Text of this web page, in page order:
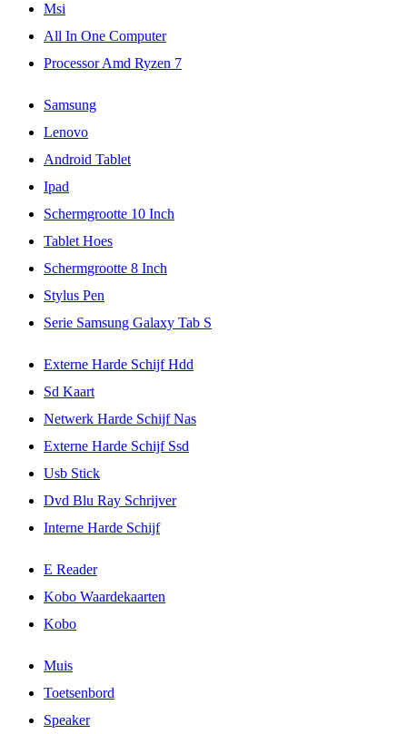
Msi
All In One Computer
Processor Amd Ryzen 7
Samsung
Lenovo
Android Tablet
Ipad
Schermgrootte 10 Inch
Tablet Hoes
Schermgrootte 8 Inch
Stylus Pen
Serie Samsung Galaxy Tab S
Externe Harde Schijf Hdd
Sd Kaart
Netwerk Harde Schijf Nas
Externe Harde Schijf Ssd
Usb Stick
Dvd Blu Ray Schrijver
Interne Harde Schijf
E Reader
Kobo Waardekaarten
Kobo
Muis
Toetsenbord
Speaker